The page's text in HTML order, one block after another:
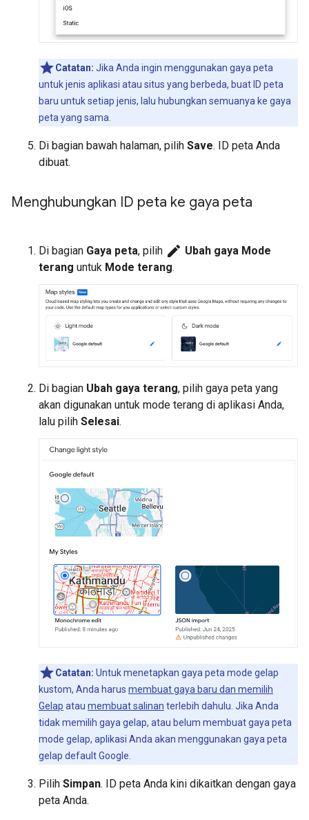
Catatan: Jika Anda ingin menggunakan gaya peta
untuk jenis aplikasi atau situs yang berbeda, buat ID peta
baru untuk setiap jenis, lalu hubungkan semuanya ke gaya
peta yang sama.
Di bagian bawah halaman, pilih Save. ID peta Anda
dibuat.
Menghubungkan ID peta ke gaya peta
Di bagian Gaya peta, pilih edit Ubah gaya Mode
terang untuk Mode terang.
Di bagian Ubah gaya terang, pilih gaya peta yang
akan digunakan untuk mode terang di aplikasi Anda,
lalu pilih Selesai.
Catatan: Untuk menetapkan gaya peta mode gelap
kustom, Anda harus membuat gaya baru dan memilih
Gelap atau membuat salinan terlebih dahulu. Jika Anda
tidak memilih gaya gelap, atau belum membuat gaya peta
mode gelap, aplikasi Anda akan menggunakan gaya peta
gelap default Google.
Pilih Simpan. ID peta Anda kini dikaitkan dengan gaya
peta Anda.